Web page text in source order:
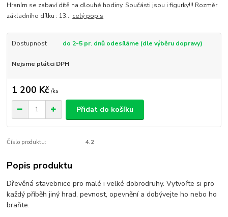
Hraním se zabaví dítě na dlouhé hodiny. Součásti jsou i figurky!!! Rozměr
základního dílku : 13... celý popis
Dostupnost do 2-5 pr. dnů odesíláme (dle výběru dopravy)
Nejsme plátci DPH
1 200 Kč /ks
Přidat do košíku
Číslo produktu: 4.2
Popis produktu
Dřevěná stavebnice pro malé i velké dobrodruhy. Vytvořte si pro
každý příběh jiný hrad, pevnost, opevnění a dobývejte ho nebo ho
braňte.